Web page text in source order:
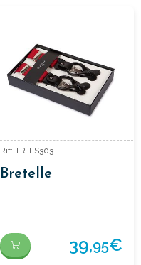
Rif: TR-LS303
Bretelle
39,95€